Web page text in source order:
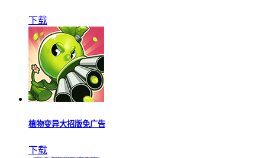
下载
植物变异大招版免广告
下载